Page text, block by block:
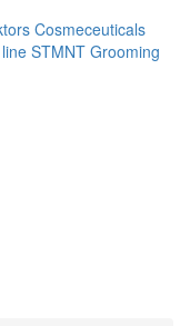
Cosmeceuticals
STMNT Grooming